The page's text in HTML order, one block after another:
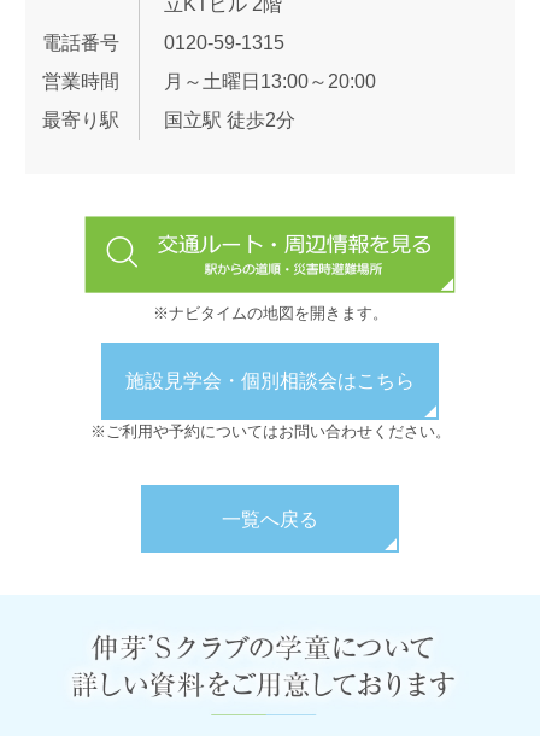
電話番号
0120-59-1315
営業時間
月～土曜日13:00～20:00
最寄り駅
国立駅 徒歩2分
※ナビタイムの地図を開きます。
施設見学会・個別相談会はこちら
※ご利用や予約についてはお問い合わせください。
一覧へ戻る